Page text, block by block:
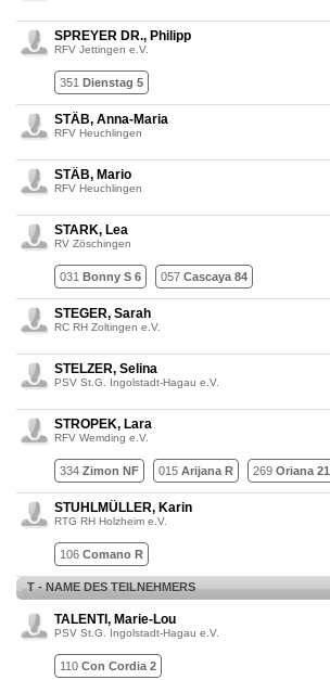
SPREYER DR., Philipp
RFV Jettingen e.V.
351 Dienstag 5
STÄB, Anna-Maria
RFV Heuchlingen
STÄB, Mario
RFV Heuchlingen
STARK, Lea
RV Zöschingen
031 Bonny S 6 057 Cascaya 84
STEGER, Sarah
RC RH Zoltingen e.V.
STELZER, Selina
PSV St.G. Ingolstadt-Hagau e.V.
STROPEK, Lara
RFV Wemding e.V.
334 Zimon NF 015 Arijana R 269 Oriana 21
STUHLMÜLLER, Karin
RTG RH Holzheim e.V.
106 Comano R
T - NAME DES TEILNEHMERS
TALENTI, Marie-Lou
PSV St.G. Ingolstadt-Hagau e.V.
110 Con Cordia 2